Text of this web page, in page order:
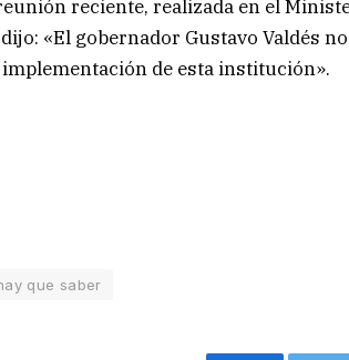
reciente, realizada en el
«El gobernador Gustavo Valdés
de esta institución».
que saber